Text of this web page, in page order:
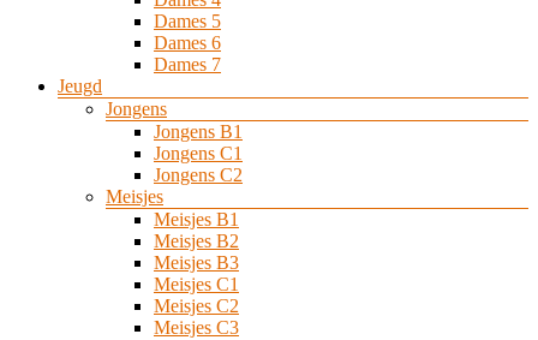
Dames 5
Dames 6
Dames 7
Jeugd
Jongens
Jongens B1
Jongens C1
Jongens C2
Meisjes
Meisjes B1
Meisjes B2
Meisjes B3
Meisjes C1
Meisjes C2
Meisjes C3